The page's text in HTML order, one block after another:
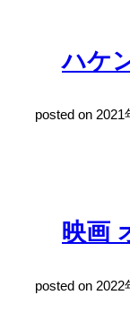
ハケ
posted on
映画
posted on